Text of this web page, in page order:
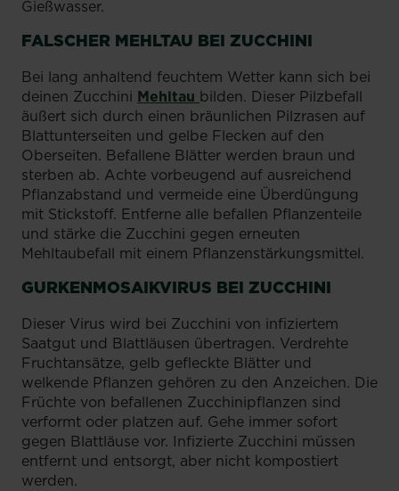
Gießwasser.
FALSCHER MEHLTAU BEI ZUCCHINI
Bei lang anhaltend feuchtem Wetter kann sich bei
deinen Zucchini Mehltau bilden. Dieser Pilzbefall
äußert sich durch einen bräunlichen Pilzrasen auf
Blattunterseiten und gelbe Flecken auf den
Oberseiten. Befallene Blätter werden braun und
sterben ab. Achte vorbeugend auf ausreichend
Pflanzabstand und vermeide eine Überdüngung
mit Stickstoff. Entferne alle befallen Pflanzenteile
und stärke die Zucchini gegen erneuten
Mehltaubefall mit einem Pflanzenstärkungsmittel.
GURKENMOSAIKVIRUS BEI ZUCCHINI
Dieser Virus wird bei Zucchini von infiziertem
Saatgut und Blattläusen übertragen. Verdrehte
Fruchtansätze, gelb gefleckte Blätter und
welkende Pflanzen gehören zu den Anzeichen. Die
Früchte von befallenen Zucchinipflanzen sind
verformt oder platzen auf. Gehe immer sofort
gegen Blattläuse vor. Infizierte Zucchini müssen
entfernt und entsorgt, aber nicht kompostiert
werden.